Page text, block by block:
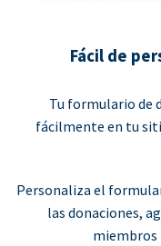
Fácil de
Tu formulario de
fácilmente en tu
Personaliza el
las donaciones,
miembros